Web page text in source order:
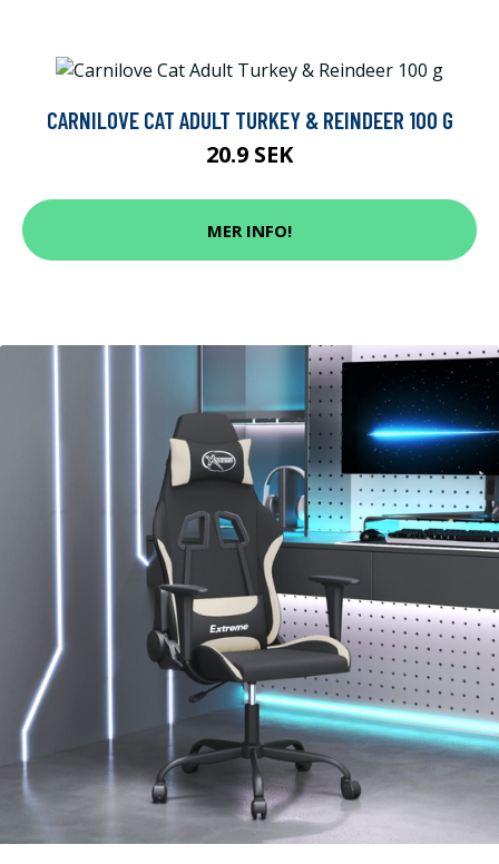
CARNILOVE CAT ADULT TURKEY & REINDEER 100 G
20.9 SEK
MER INFO!